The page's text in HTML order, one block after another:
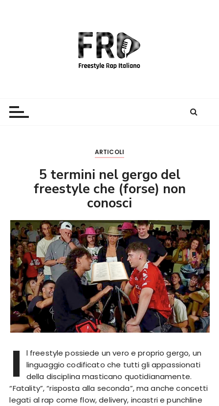
ARTICOLI
5 termini nel gergo del
freestyle che (forse) non
conosci
I
l freestyle possiede un vero e proprio gergo, un
linguaggio codificato che tutti gli appassionati
della disciplina masticano quotidianamente.
“Fatality”, “risposta alla seconda”, ma anche concetti
legati al rap come flow, delivery, incastri e punchline